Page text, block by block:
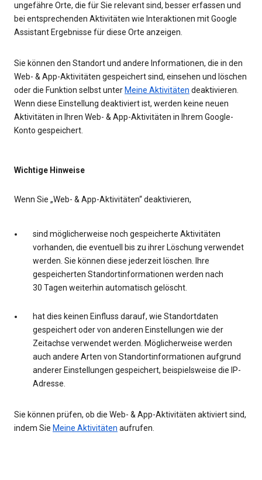
ungefähre Orte, die für Sie relevant sind, besser erfassen und
bei entsprechenden Aktivitäten wie Interaktionen mit Google
Assistant Ergebnisse für diese Orte anzeigen.
Sie können den Standort und andere Informationen, die in den
Web- & App-Aktivitäten gespeichert sind, einsehen und löschen
oder die Funktion selbst unter Meine Aktivitäten deaktivieren.
Wenn diese Einstellung deaktiviert ist, werden keine neuen
Aktivitäten in Ihren Web- & App-Aktivitäten in Ihrem Google-
Konto gespeichert.
Wichtige Hinweise
Wenn Sie „Web- & App-Aktivitäten“ deaktivieren,
sind möglicherweise noch gespeicherte Aktivitäten
vorhanden, die eventuell bis zu ihrer Löschung verwendet
werden. Sie können diese jederzeit löschen. Ihre
gespeicherten Standortinformationen werden nach
30 Tagen weiterhin automatisch gelöscht.
hat dies keinen Einfluss darauf, wie Standortdaten
gespeichert oder von anderen Einstellungen wie der
Zeitachse verwendet werden. Möglicherweise werden
auch andere Arten von Standortinformationen aufgrund
anderer Einstellungen gespeichert, beispielsweise die IP-
Adresse.
Sie können prüfen, ob die Web- & App-Aktivitäten aktiviert sind,
indem Sie Meine Aktivitäten aufrufen.